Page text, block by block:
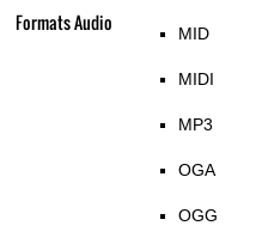
Formats Audio MID
MIDI
MP3
OGA
OGG